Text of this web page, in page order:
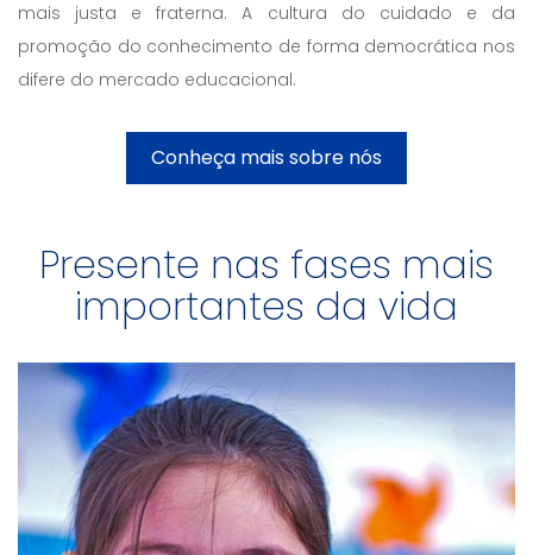
mais justa e fraterna. A cultura do cuidado e da
promoção do conhecimento de forma democrática nos
difere do mercado educacional.
Conheça mais sobre nós
Presente nas fases mais
importantes da vida